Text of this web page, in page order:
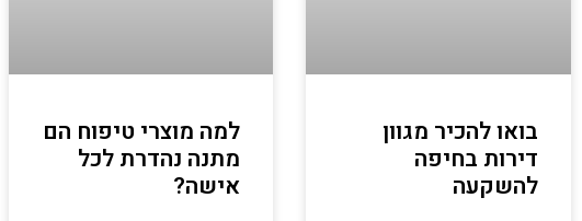
בואו להכיר מגוון
דירות בחיפה
להשקעה
למה מוצרי טיפוח הם
מתנה נהדרת לכל
אישה?